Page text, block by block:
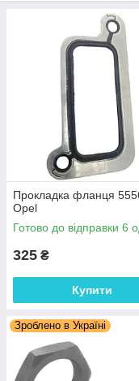
Прокладка фланця
Opel
Готово до відправки 6
325 ₴
Купити
Зроблено в Україні